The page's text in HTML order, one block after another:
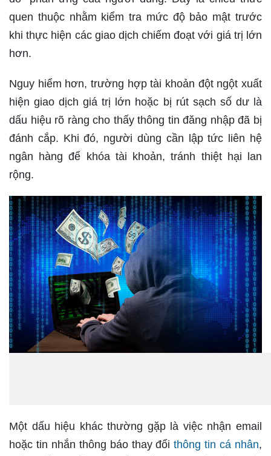
quen thuộc nhằm kiểm tra mức độ bảo mật trước
khi thực hiện các giao dịch chiếm đoạt với giá trị lớn
hơn.
Nguy hiểm hơn, trường hợp tài khoản đột ngột xuất
hiện giao dịch giá trị lớn hoặc bị rút sạch số dư là
dấu hiệu rõ ràng cho thấy thông tin đăng nhập đã bị
đánh cắp. Khi đó, người dùng cần lập tức liên hệ
ngân hàng để khóa tài khoản, tránh thiệt hại lan
rộng.
Một dấu hiệu khác thường gặp là việc nhận email
hoặc tin nhắn thông báo thay đổithông tin cá nhân,